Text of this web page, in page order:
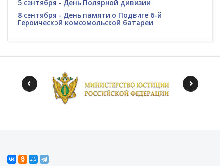
5 сентября - День Полярной дивизии
8 сентября - День памяти о Подвиге 6-й
Героической комсомольской батареи